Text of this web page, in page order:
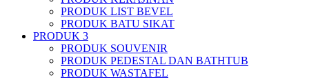
PRODUK LIST BEVEL
PRODUK BATU SIKAT
PRODUK 3
PRODUK SOUVENIR
PRODUK PEDESTAL DAN BATHTUB
PRODUK WASTAFEL